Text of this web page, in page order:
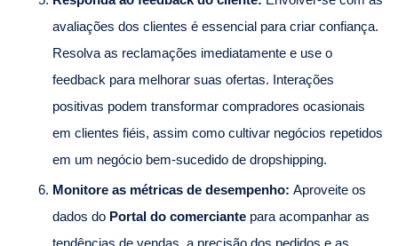
avaliações dos clientes é essencial para criar confiança.
Resolva as reclamações imediatamente e use o
feedback para melhorar suas ofertas. Interações
positivas podem transformar compradores ocasionais
em clientes fiéis, assim como cultivar negócios repetidos
em um negócio bem-sucedido de dropshipping.
Monitore as métricas de desempenho:Aproveite os
dados do Portal do comerciante para acompanhar as
tendências de vendas, a precisão dos pedidos e as